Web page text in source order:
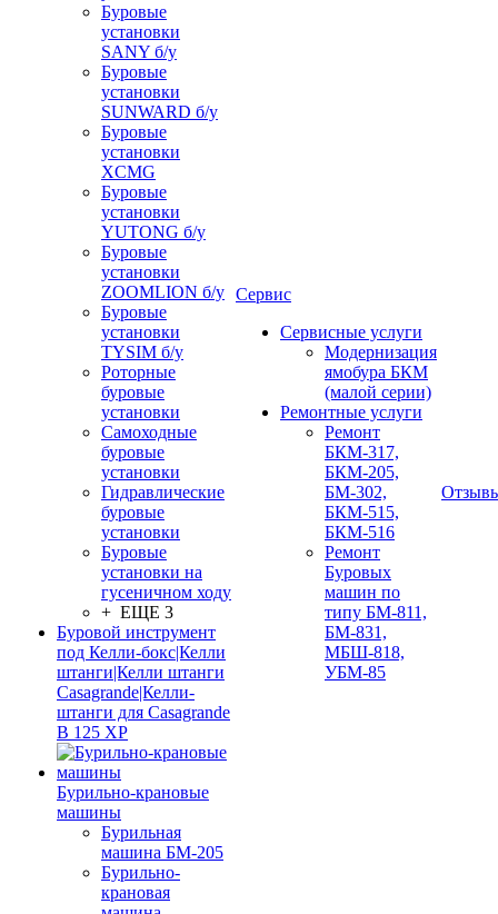
Буровые
установки
SANY б/у
Буровые
установки
SUNWARD б/у
Буровые
установки
XCMG
Буровые
установки
YUTONG б/у
Буровые
установки
ZOOMLION б/у
Буровые
установки
TYSIM б/у
Роторные
буровые
установки
Самоходные
буровые
установки
Гидравлические
буровые
установки
Буровые
установки на
гусеничном ходу
+ ЕЩЕ 3
Буровой инструмент
под Келли-бокс|Келли
штанги|Келли штанги
Casagrande|Келли-
штанги для Casagrande
B 125 XP
Бурильно-крановые
машины
Бурильная
машина БМ-205
Бурильно-
крановая
Сервис
Сервисные услуги
Модернизация
ямобура БКМ
(малой серии)
Ремонтные услуги
Ремонт
БКМ-317,
БКМ-205,
БМ-302,
БКМ-515,
БКМ-516
Ремонт
Буровых
машин по
типу БМ-811,
БМ-831,
МБШ-818,
УБМ-85